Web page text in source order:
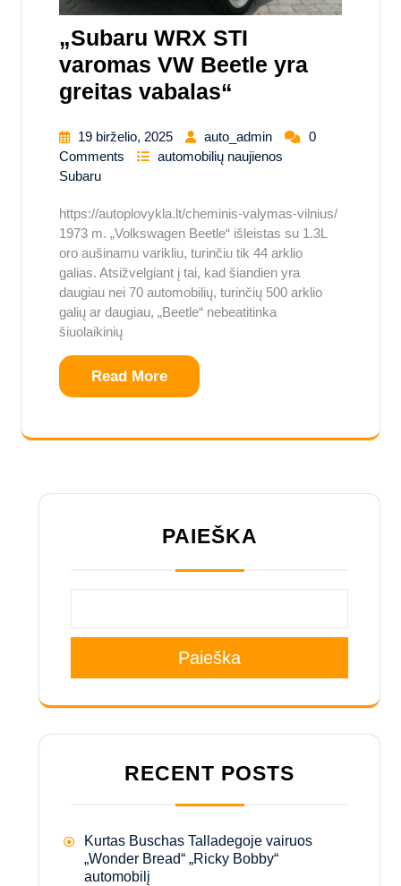
„Subaru WRX STI
varomas VW Beetle yra
greitas vabalas“
19 birželio, 2025 auto_admin
0
Comments
automobilių naujienos
Subaru
https://autoplovykla.lt/cheminis-valymas-vilnius/
1973 m. „Volkswagen Beetle“ išleistas su 1.3L
oro aušinamu varikliu, turinčiu tik 44 arklio
galias. Atsižvelgiant į tai, kad šiandien yra
daugiau nei 70 automobilių, turinčių 500 arklio
galių ar daugiau, „Beetle“ nebeatitinka
šiuolaikinių
Read More
PAIEŠKA
Paieška
RECENT POSTS
Kurtas Buschas Talladegoje vairuos
„Wonder Bread“ „Ricky Bobby“
automobilį